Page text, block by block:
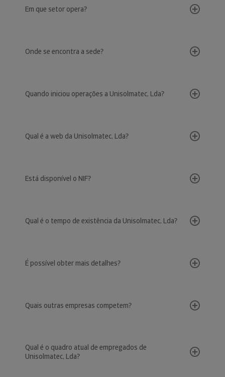
Em que setor opera?
Onde se encontra a sede?
Quando iniciou operações a Unisolmatec, Lda?
Qual é a web da Unisolmatec, Lda?
Está disponível o NIF?
Qual é o tempo de existência da Unisolmatec, Lda?
É possível obter mais detalhes?
Quais outras empresas competem?
Qual é o quadro atual de empregados de
Unisolmatec, Lda?